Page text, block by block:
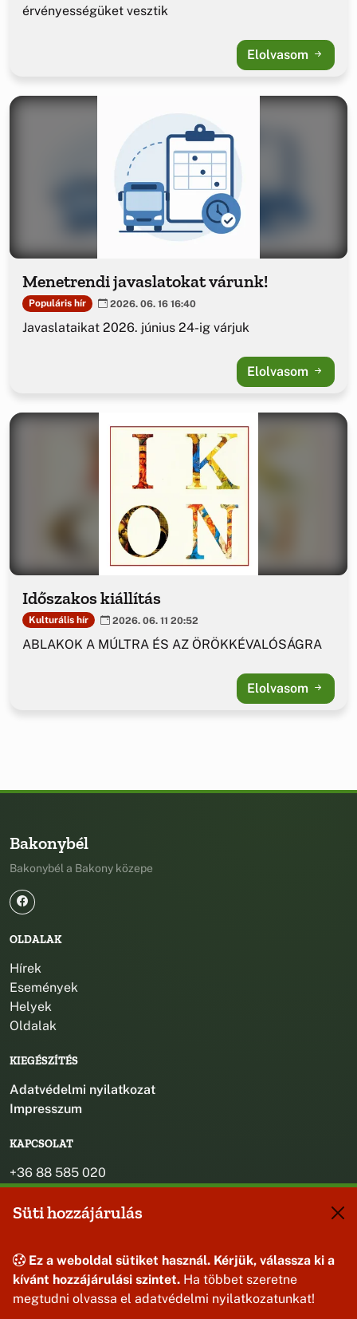
érvényességüket vesztik
Elolvasom
Menetrendi javaslatokat várunk!
Populáris hír 2026. 06. 16 16:40
Javaslataikat 2026. június 24-ig várjuk
Elolvasom
Időszakos kiállítás
Kulturális hír 2026. 06. 11 20:52
ABLAKOK A MÚLTRA ÉS AZ ÖRÖKKÉVALÓSÁGRA
Elolvasom
Bakonybél
Bakonybél a Bakony közepe
OLDALAK
Hírek
Események
Helyek
Oldalak
KIEGÉSZÍTÉS
Adatvédelmi nyilatkozat
Impresszum
KAPCSOLAT
+36 88 585 020
+36 30 442 8024
titkarsag@bakonybel.hu
8427 Bakonybél, Pápai u. 7.
Süti hozzájárulás
Ez a weboldal sütiket használ. Kérjük, válassza ki a
kívánt hozzájárulási szintet. Ha többet szeretne
megtudni olvassa el adatvédelmi nyilatkozatunkat!